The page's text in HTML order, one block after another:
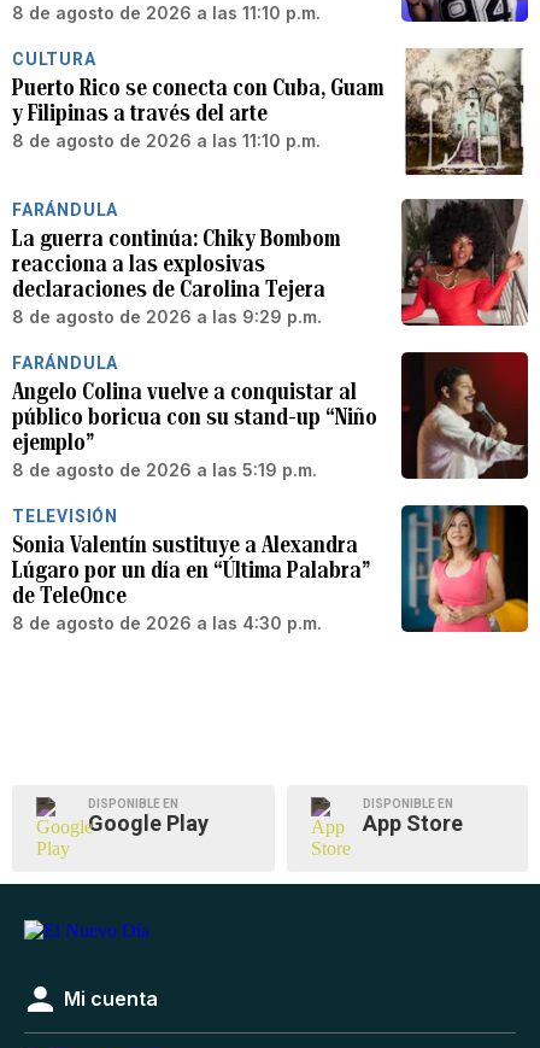
8 de agosto de 2026 a las 11:10 p.m.
CULTURA
Puerto Rico se conecta con Cuba, Guam
y Filipinas a través del arte
8 de agosto de 2026 a las 11:10 p.m.
FARÁNDULA
La guerra continúa: Chiky Bombom
reacciona a las explosivas
declaraciones de Carolina Tejera
8 de agosto de 2026 a las 9:29 p.m.
FARÁNDULA
Angelo Colina vuelve a conquistar al
público boricua con su stand-up “Niño
ejemplo”
8 de agosto de 2026 a las 5:19 p.m.
TELEVISIÓN
Sonia Valentín sustituye a Alexandra
Lúgaro por un día en “Última Palabra”
de TeleOnce
8 de agosto de 2026 a las 4:30 p.m.
DISPONIBLE EN
Google Play
DISPONIBLE EN
App Store
Mi cuenta